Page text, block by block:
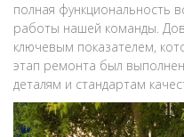
полная функциональность
работы нашей команды.
ключевым показателем,
этап ремонта был
деталям и стандартам